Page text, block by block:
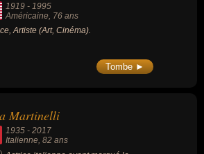
1919 - 1995
Américaine, 76 ans
Artiste (Art, Cinéma).
Tombe ►
Martinelli
1935 - 2017
Italienne, 82 ans